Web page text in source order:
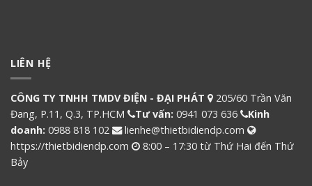
LIÊN HỆ
CÔNG TY TNHH TMDV ĐIỆN - ĐẠI PHÁT
205/60 Trần Văn
Đang, P.11, Q.3, TP.HCM
Tư vấn: 0941 073 636
Kinh
doanh: 0988 818 102
lienhe@thietbidiendp.com
https://thietbidiendp.com
8:00 – 17:30 từ Thứ Hai đến Thứ
Bảy